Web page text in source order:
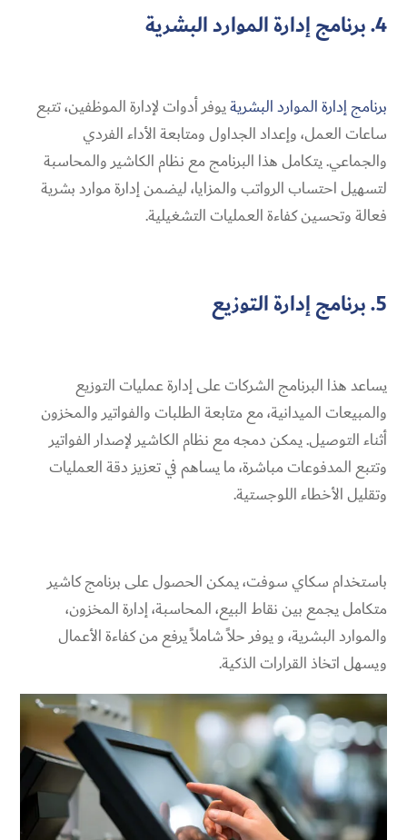
4. برنامج إدارة الموارد البشرية
برنامج إدارة الموارد البشريةيوفر أدوات لإدارة الموظفين، تتبع
ساعات العمل، وإعداد الجداول ومتابعة الأداء الفردي
والجماعي. يتكامل هذا البرنامج مع نظام الكاشير والمحاسبة
لتسهيل احتساب الرواتب والمزايا، ليضمن إدارة موارد بشرية
فعالة وتحسين كفاءة العمليات التشغيلية.
5. برنامج إدارة التوزيع
يساعد هذا البرنامج الشركات على إدارة عمليات التوزيع
والمبيعات الميدانية، مع متابعة الطلبات والفواتير والمخزون
أثناء التوصيل. يمكن دمجه مع نظام الكاشير لإصدار الفواتير
وتتبع المدفوعات مباشرة، ما يساهم في تعزيز دقة العمليات
وتقليل الأخطاء اللوجستية.
باستخدام سكاي سوفت، يمكن الحصول على برنامج كاشير
متكامل يجمع بين نقاط البيع، المحاسبة، إدارة المخزون،
والموارد البشرية، و يوفر حلاً شاملاً يرفع من كفاءة الأعمال
ويسهل اتخاذ القرارات الذكية.